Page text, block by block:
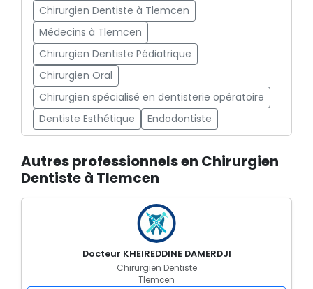
Chirurgien Dentiste à Tlemcen
Médecins à Tlemcen
Chirurgien Dentiste Pédiatrique
Chirurgien Oral
Chirurgien spécialisé en dentisterie opératoire
Dentiste Esthétique
Endodontiste
Autres professionnels en Chirurgien
Dentiste à Tlemcen
Docteur KHEIREDDINE DAMERDJI
Chirurgien Dentiste
Tlemcen